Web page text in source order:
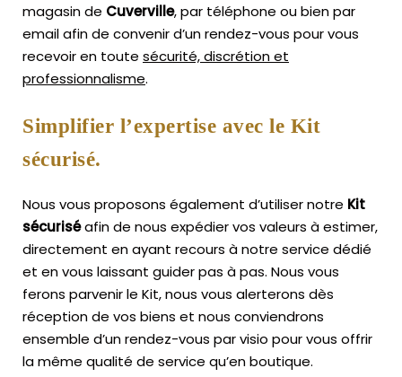
magasin de Cuverville, par téléphone ou bien par
email afin de convenir d’un rendez-vous pour vous
recevoir en toute sécurité, discrétion et
professionnalisme.
Simplifier l’expertise avec le Kit
sécurisé.
Nous vous proposons également d’utiliser notre Kit
sécuriséafin de nous expédier vos valeurs à estimer,
directement en ayant recours à notre service dédié
et en vous laissant guider pas à pas. Nous vous
ferons parvenir le Kit, nous vous alerterons dès
réception de vos biens et nous conviendrons
ensemble d’un rendez-vous par visio pour vous offrir
la même qualité de service qu’en boutique.